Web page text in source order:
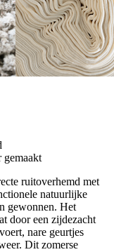
ruitoverhemd met
natuurlijke
gewonnen. Het
door een zijdezacht
nare geurtjes
Dit zomerse